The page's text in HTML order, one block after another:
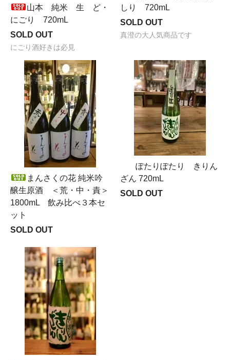
山本 純米 生 ど・
にごり 720mL
SOLD OUT
にごり酒好きは必見
しり 720mL
SOLD OUT
真澄の大人気商品です
まんさくの花 純米吟
醸生原酒 ＜荒・中・責＞
1800mL 飲み比べ３本セ
ット
SOLD OUT
ぽたりぽたり きりん
ざん 720mL
SOLD OUT